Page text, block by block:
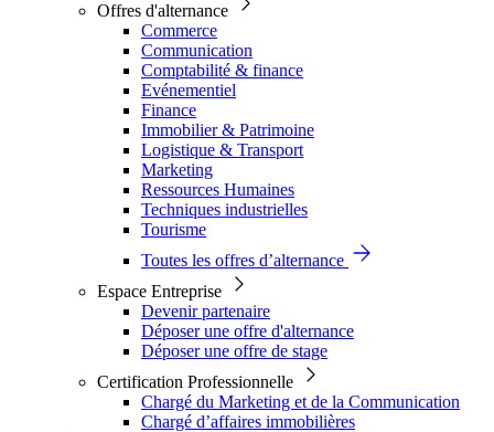
Offres d'alternance
Commerce
Communication
Comptabilité & finance
Evénementiel
Finance
Immobilier & Patrimoine
Logistique & Transport
Marketing
Ressources Humaines
Techniques industrielles
Tourisme
Toutes les offres d’alternance
Espace Entreprise
Devenir partenaire
Déposer une offre d'alternance
Déposer une offre de stage
Certification Professionnelle
Chargé du Marketing et de la Communication
Chargé d’affaires immobilières